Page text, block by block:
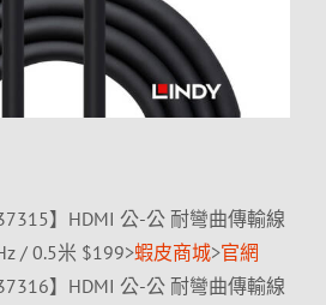
】HDMI 公-公 耐彎曲傳輸線
/ 0.5米 $199>蝦皮商城>官網
】HDMI 公-公 耐彎曲傳輸線